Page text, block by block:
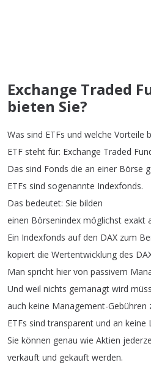
Exchange Traded
bieten Sie?
Was sind ETFs und welche Vorteile
ETF steht für: Exchange Traded
Das sind Fonds die an einer Börse
ETFs sind sogenannte Indexfonds.
Das bedeutet: Sie bilden
einen Börsenindex möglichst exakt
Ein Indexfonds auf den DAX zum
kopiert die Wertentwicklung des
Man spricht hier von passivem
Und weil nichts gemanagt wird
auch keine Management-Gebühren
ETFs sind transparent und an keine
Sie können genau wie Aktien
verkauft und gekauft werden.